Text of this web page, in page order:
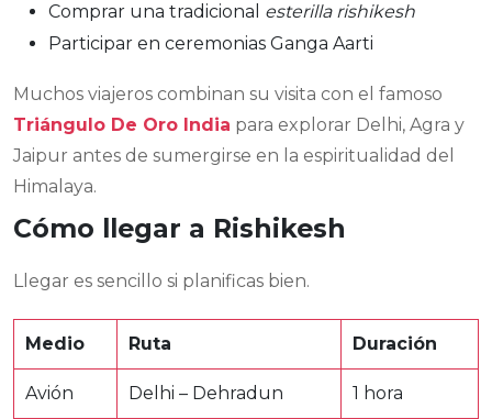
Comprar una tradicional esterilla rishikesh
Participar en ceremonias Ganga Aarti
Muchos viajeros combinan su visita con el famoso
Triángulo De Oro India para explorar Delhi, Agra y
Jaipur antes de sumergirse en la espiritualidad del
Himalaya.
Cómo llegar a Rishikesh
Llegar es sencillo si planificas bien.
Medio Ruta Duración
Avión Delhi – Dehradun 1 hora